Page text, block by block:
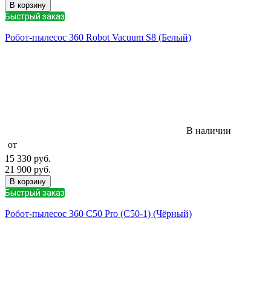
В корзину
Быстрый заказ
Робот-пылесос 360 Robot Vacuum S8 (Белый)
В наличии
от
15 330 руб.
21 900 руб.
В корзину
Быстрый заказ
Робот-пылесос 360 C50 Pro (C50-1) (Чёрный)